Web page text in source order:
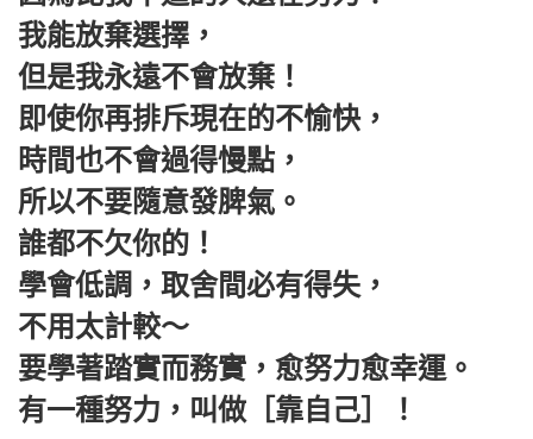
我能放棄選擇，
但是我永遠不會放棄！
即使你再排斥現在的不愉快，
時間也不會過得慢點，
所以不要隨意發脾氣。
誰都不欠你的！
學會低調，取舍間必有得失，
不用太計較～
要學著踏實而務實，愈努力愈幸運。
有一種努力，叫做［靠自己］！